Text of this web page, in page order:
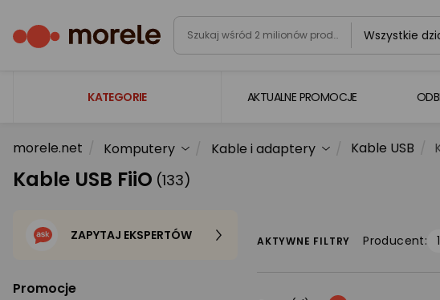
Wszystkie
KATEGORIE
Laptopy
Komputery
Gaming
AKTUALNE PROMOCJE
morele.net Komputery Kable i adaptery Kable USB
Kable USB FiiO (133)
Promocje
ZAPYTAJ EKSPERTÓW AKTYWNE FILTRY Producent: